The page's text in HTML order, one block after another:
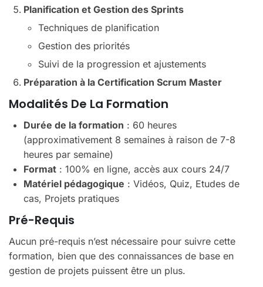
Planification et Gestion des Sprints
Techniques de planification
Gestion des priorités
Suivi de la progression et ajustements
Préparation à la Certification Scrum Master
Modalités De La Formation
Durée de la formation : 60 heures
(approximativement 8 semaines à raison de 7-8
heures par semaine)
Format : 100% en ligne, accès aux cours 24/7
Matériel pédagogique : Vidéos, Quiz, Etudes de
cas, Projets pratiques
Pré-Requis
Aucun pré-requis n’est nécessaire pour suivre cette
formation, bien que des connaissances de base en
gestion de projets puissent être un plus.